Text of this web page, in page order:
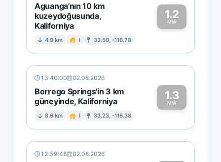
Aguanga'nın 10 km
kuzeydoğusunda,
Kaliforniya
4.9 km I 33.50, -116.78
1.2
MW
1
13:40:00 02.08.2026
Borrego Springs'in 3 km
güneyinde, Kaliforniya
8.6 km I 33.23, -116.38
1.3
MW1
12:59:48 02.08.2026